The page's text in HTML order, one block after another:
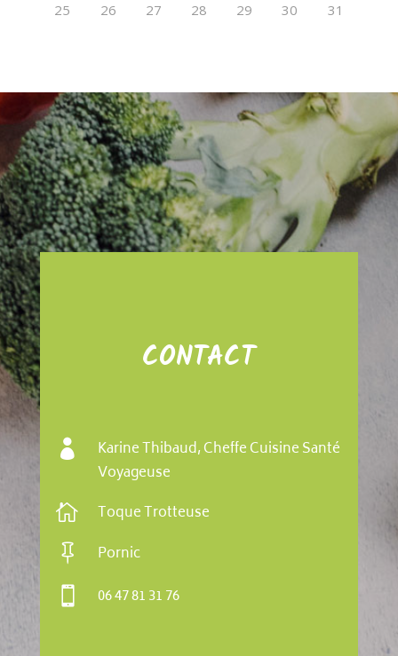
25 26 27 28 29 30 31
CONTACT

Karine Thibaud, Cheffe Cuisine Santé
Voyageuse
 Toque Trotteuse
 Pornic
 06 47 81 31 76